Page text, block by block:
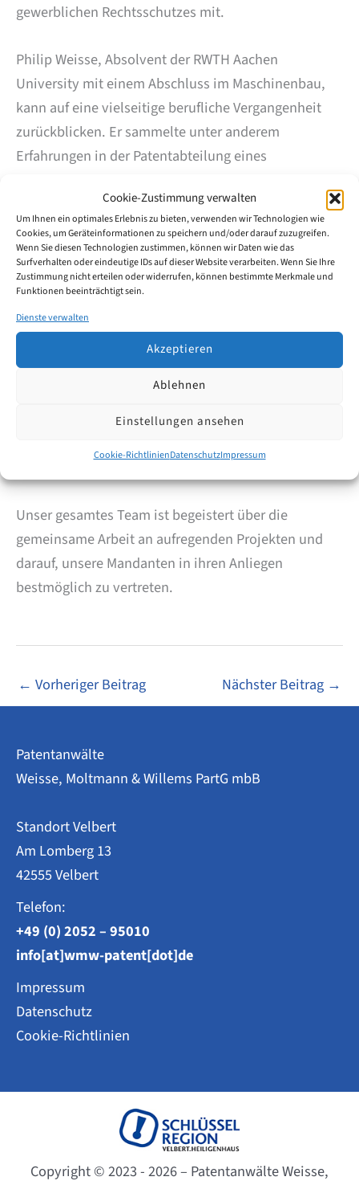
Cookie-Zustimmung verwalten
Um Ihnen ein optimales Erlebnis zu bieten, verwenden wir Technologien wie
Cookies, um Geräteinformationen zu speichern und/oder darauf zuzugreifen.
Wenn Sie diesen Technologien zustimmen, können wir Daten wie das
Surfverhalten oder eindeutige IDs auf dieser Website verarbeiten. Wenn Sie Ihre
Zustimmung nicht erteilen oder widerrufen, können bestimmte Merkmale und
Funktionen beeinträchtigt sein.
Dienste verwalten
Akzeptieren
Ablehnen
Einstellungen ansehen
Cookie-RichtlinienDatenschutzImpressum
gewerblichen Rechtsschutzes mit.
Philip Weisse, Absolvent der RWTH Aachen
University mit einem Abschluss im Maschinenbau,
kann auf eine vielseitige berufliche Vergangenheit
zurückblicken. Er sammelte unter anderem
Erfahrungen in der Patentabteilung eines
angesehenen Berliner Rechts- und
Patentanwaltskanzlei.
Philip Weisse ist deutscher sowie europäischer
Patentanwalt. Er wird ferner künftig für unsere
Kanzlei vor dem neu eingerichtete
Einheitspatentgericht auftreten.
Mit Philip Weisse als aufstrebendem jungen
Patentanwalt setzen wir den Kurs zur Verjüngung
Herausforderungen optimal gerüstet zu sein.
Unser gesamtes Team ist begeistert über die
gemeinsame Arbeit an aufregenden Projekten und
darauf, unsere Mandanten in ihren Anliegen
bestmöglich zu vertreten.
← Vorheriger Beitrag Nächster Beitrag →
Patentanwälte
Weisse, Moltmann & Willems PartG mbB
Standort Velbert
Am Lomberg 13
42555 Velbert
Telefon:
+49 (0) 2052 – 95010
info[at]wmw-patent[dot]de
Impressum
Datenschutz
Cookie-Richtlinien
Copyright © 2023 - 2026 – Patentanwälte Weisse,